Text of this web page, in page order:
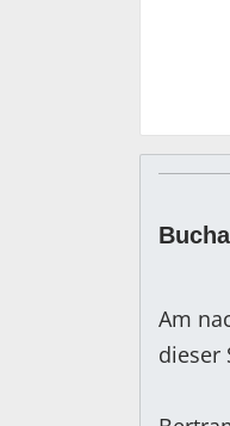
Am
dieser